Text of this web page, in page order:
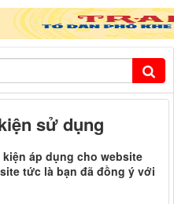
sử dụng
áp dụng cho website
tức là bạn đã đồng ý với